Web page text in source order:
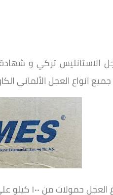
الاستانليس تركي و
انواع العجل الألماني